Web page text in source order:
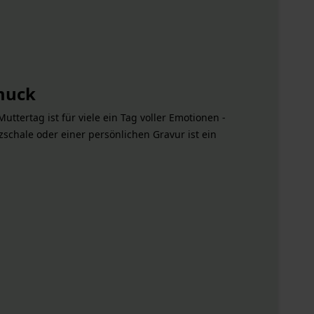
ist für viele ein Tag voller Emotionen -
oder einer persönlichen Gravur ist ein